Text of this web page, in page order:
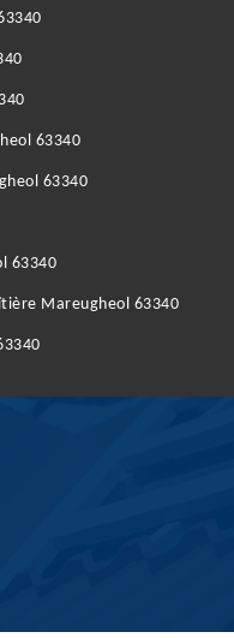
63340
63340
63340
Mareugheol 63340